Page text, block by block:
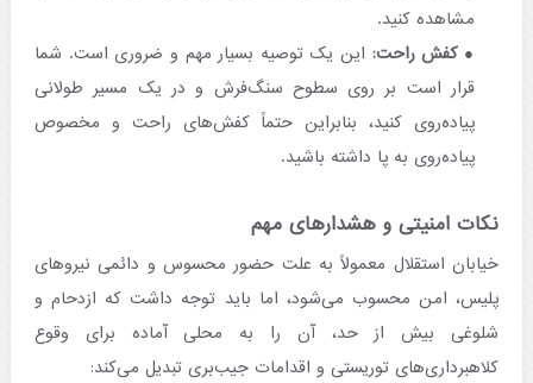
مشاهده کنید.
کفش راحت: این یک توصیه بسیار مهم و ضروری است. شما
قرار است بر روی سطوح سنگ‌فرش و در یک مسیر طولانی
پیاده‌روی کنید، بنابراین حتماً کفش‌های راحت و مخصوص
پیاده‌روی به پا داشته باشید.
نکات امنیتی و هشدارهای مهم
خیابان استقلال معمولاً به علت حضور محسوس و دائمی نیروهای
پلیس، امن محسوب می‌شود، اما باید توجه داشت که ازدحام و
شلوغی بیش از حد، آن را به محلی آماده برای وقوع
کلاهبرداری‌های توریستی و اقدامات جیب‌بری تبدیل می‌کند: